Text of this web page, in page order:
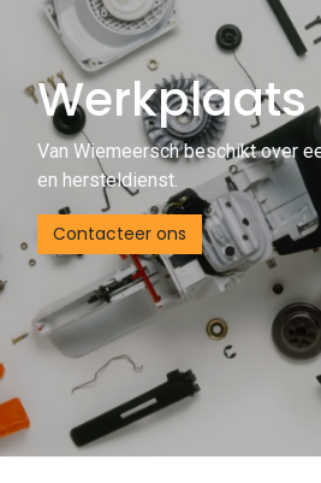
Werkplaats
Van Wiemeersch beschikt over
en hersteldienst.
Contacteer ons